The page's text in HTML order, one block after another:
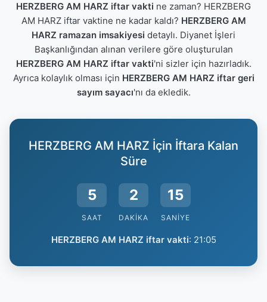
HERZBERG AM HARZ iftar vakti ne zaman? HERZBERG
AM HARZ iftar vaktine ne kadar kaldı? HERZBERG AM
HARZ ramazan imsakiyesi detaylı. Diyanet İşleri
Başkanlığından alınan verilere göre oluşturulan
HERZBERG AM HARZ iftar vakti'ni sizler için hazırladık.
Ayrıca kolaylık olması için HERZBERG AM HARZ iftar geri
sayım sayacı'nı da ekledik.
HERZBERG AM HARZ İçin İftara Kalan
Süre
5
SAAT
2
DAKIKA
15
SANIYE
HERZBERG AM HARZ iftar vakti: 21:05